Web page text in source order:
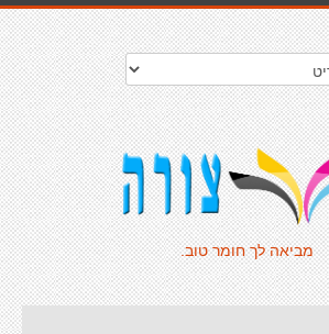
מביאה לך חומר טוב.